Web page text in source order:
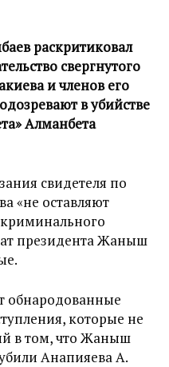
раскритиковал
свергнутого
и членов его
в убийстве
Алманбета
свидетеля по
«не оставляют
президента Жаныш
обнародованные
которые не
в том, что Жаныш
Анапияева А.